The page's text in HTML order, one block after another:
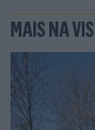
MAIS NA